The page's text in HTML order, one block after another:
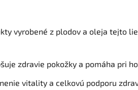
vyrobené z plodov a oleja tejto
zdravie pokožky a pomáha pri
vitality a celkovú podporu